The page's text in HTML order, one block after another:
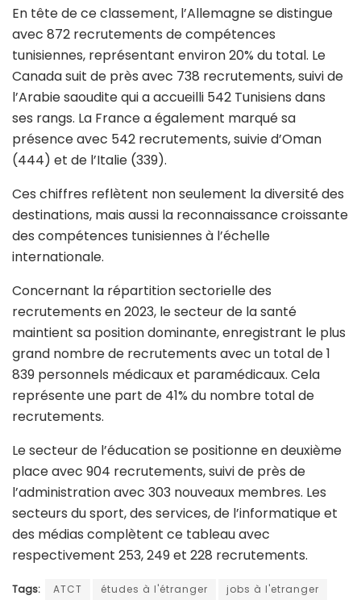
En tête de ce classement, l’Allemagne se distingue
avec 872 recrutements de compétences
tunisiennes, représentant environ 20% du total. Le
Canada suit de près avec 738 recrutements, suivi de
l’Arabie saoudite qui a accueilli 542 Tunisiens dans
ses rangs. La France a également marqué sa
présence avec 542 recrutements, suivie d’Oman
(444) et de l’Italie (339).
Ces chiffres reflètent non seulement la diversité des
destinations, mais aussi la reconnaissance croissante
des compétences tunisiennes à l’échelle
internationale.
Concernant la répartition sectorielle des
recrutements en 2023, le secteur de la santé
maintient sa position dominante, enregistrant le plus
grand nombre de recrutements avec un total de 1
839 personnels médicaux et paramédicaux. Cela
représente une part de 41% du nombre total de
recrutements.
Le secteur de l’éducation se positionne en deuxième
place avec 904 recrutements, suivi de près de
l’administration avec 303 nouveaux membres. Les
secteurs du sport, des services, de l’informatique et
des médias complètent ce tableau avec
respectivement 253, 249 et 228 recrutements.
Tags: ATCT études à l'étranger
jobs à l'etranger